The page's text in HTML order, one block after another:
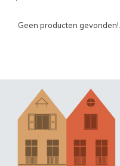
Geen producten gevonden!...